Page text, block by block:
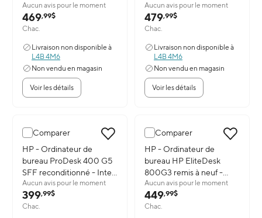
Intel Core i7-8700 -
Processeur 3,4 GHz - 16
Go RAM - SSD 512 Go -
Aucun avis pour le moment
469,99$
Chac.
Livraison non disponible à
L4B 4M6
Non vendu en magasin
Voir les détails
i5-8365U - SSD 1 To -
RAM 32 Go - Windows 11
Pro
Aucun avis pour le moment
479,99$
Chac.
Livraison non disponible à
L4B 4M6
Non vendu en magasin
Voir les détails
Comparer
Image du produit: HP - Ordinateur de bureau ProDesk 400 G5
HP - Ordinateur de
bureau ProDesk 400 G5
SFF reconditionné - Intel
i5-8500 - 16 Go de RAM
- SSD de 256 Go -
Windows 11 Professionnel
Aucun avis pour le moment
399,99$
Chac.
Comparer
Image du produit: HP -
HP - Ordinateur de
bureau HP EliteDesk
800G3 remis à neuf -
Intel Core i7-6700T 2,8
GHz - SSD 1 To - 32 Go
RAM - Wi-Fi - Windows
Aucun avis pour le moment
449,99$
Chac.